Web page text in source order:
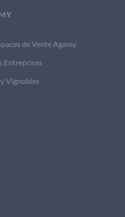
de Vente Agamy
Entreprises
Vignobles